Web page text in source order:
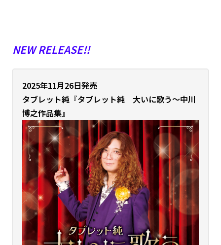
NEW RELEASE!!
2025年11月26日発売
タブレット純『タブレット純 大いに歌う～中川
博之作品集』